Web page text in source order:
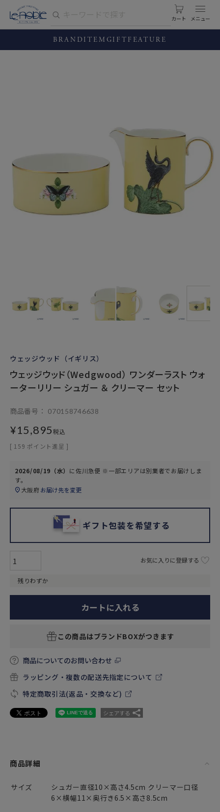
カート
BRANDITEM GIFT FEATURE
ウェッジウッド（イギリス）
ウェッジウッド（Wedgwood） ワンダーラスト ウォ
ーターリリー シュガー ＆ クリーマー セット
商品番号 070158746638
¥15,895税込
[ 159 ポイント進呈 ]
2026/08/19（水） に佐川急便 ※一部エリアは別業者でお届けしま
す。
大阪府お届け先を変更
ギフト包装を希望する
残りわずか
お気に入りに登録する
カートに入れる
この商品はブランドBOXがつきます
商品についてのお問い合わせ
ラッピング・複数の配送先指定について
特定商取引法(返品・交換など)
シェアする
商品詳細
サイズ
シュガー直径10×高さ4.5cm クリーマー口径
6×横幅11×奥行き6.5×高さ8.5cm